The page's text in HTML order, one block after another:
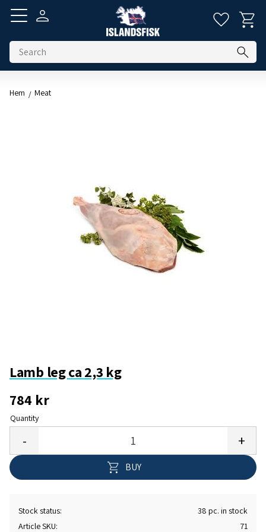
Basket
Hem Meat
Lamb leg ca 2,3 kg
784 kr
Quantity
+
-
BUY
Stock status
38 pc. in stock
Article SKU
71